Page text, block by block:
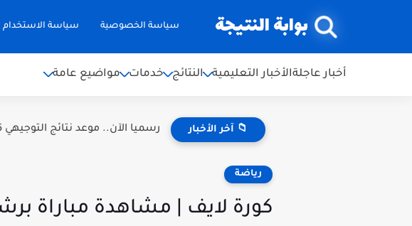
بوابة النتيجة سياسة الخصوصية سياسة الاستخدام
أخبار عاجلةالأخبار التعليمية النتائج خدمات مواضيع عامة
📁 آخر الأخبار رسميا الآن.. موعد نتائج التوجيهي 2026 الأردن | رابط نتائج...
رياضة